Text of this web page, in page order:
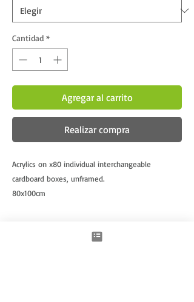
Cantidad *
Agregar al carrito
Realizar compra
Acrylics on x80 individual interchangeable
cardboard boxes, unframed.
80x100cm